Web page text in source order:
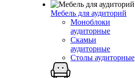
Мебель для аудиторий
Моноблоки
аудиторные
Скамьи
аудиторные
Столы аудиторные